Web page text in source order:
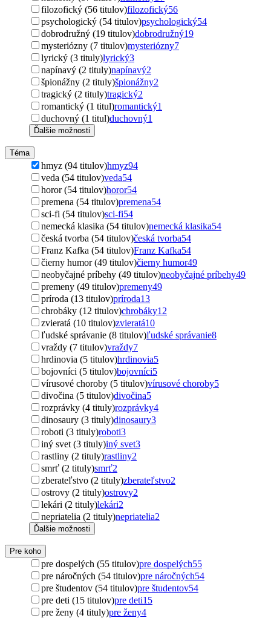
filozofický (56 titulov)filozofický56
psychologický (54 titulov)psychologický54
dobrodružný (19 titulov)dobrodružný19
mysteriózny (7 titulov)mysteriózny7
lyrický (3 tituly)lyrický3
napínavý (2 tituly)napínavý2
špionážny (2 tituly)špionážny2
tragický (2 tituly)tragický2
romantický (1 titul)romantický1
duchovný (1 titul)duchovný1
Ďalšie možnosti
Téma
hmyz (94 titulov)hmyz94
veda (54 titulov)veda54
horor (54 titulov)horor54
premena (54 titulov)premena54
sci-fi (54 titulov)sci-fi54
nemecká klasika (54 titulov)nemecká klasika54
česká tvorba (54 titulov)česká tvorba54
Franz Kafka (54 titulov)Franz Kafka54
čierny humor (49 titulov)čierny humor49
neobyčajné príbehy (49 titulov)neobyčajné príbehy49
premeny (49 titulov)premeny49
príroda (13 titulov)príroda13
chrobáky (12 titulov)chrobáky12
zvieratá (10 titulov)zvieratá10
ľudské správanie (8 titulov)ľudské správanie8
vraždy (7 titulov)vraždy7
hrdinovia (5 titulov)hrdinovia5
bojovníci (5 titulov)bojovníci5
vírusové choroby (5 titulov)vírusové choroby5
divočina (5 titulov)divočina5
rozprávky (4 tituly)rozprávky4
dinosaury (3 tituly)dinosaury3
roboti (3 tituly)roboti3
iný svet (3 tituly)iný svet3
rastliny (2 tituly)rastliny2
smrť (2 tituly)smrť2
zberateľstvo (2 tituly)zberateľstvo2
ostrovy (2 tituly)ostrovy2
lekári (2 tituly)lekári2
nepriatelia (2 tituly)nepriatelia2
Ďalšie možnosti
Pre koho
pre dospelých (55 titulov)pre dospelých55
pre náročných (54 titulov)pre náročných54
pre študentov (54 titulov)pre študentov54
pre deti (15 titulov)pre deti15
pre ženy (4 tituly)pre ženy4